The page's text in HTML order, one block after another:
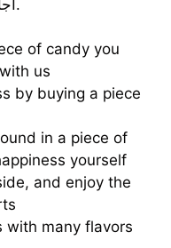
أجانب لمشروع الحلويات الخاص به.
of candy you
us
by buying a piece
in a piece of
yourself
and enjoy the
with many flavors